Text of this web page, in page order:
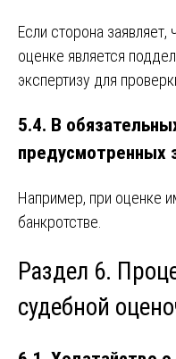
Если сторона
оценке является
экспертизу для
5.4. В
предусмотренных
Например, при оценке
банкротстве.
Раздел 6.
судебной